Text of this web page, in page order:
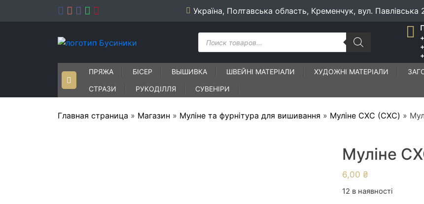
Україна, Полтавська область, Кременчук, вул.
Пошук
товарів
ПРЯЖА БІСЕР ВЫШИВКА ШВЕЙНІ МАТЕРІАЛИ ХУДОЖНІ МАТЕРІАЛИ
СТРАЗИ РУКОДІЛЛЯ СУВЕНІРИ
Главная страница » Магазин » Муліне та фурнітура для вишивання » Муліне СХС (CXC) »
Муліне
6,00 ₴
12 в наявності